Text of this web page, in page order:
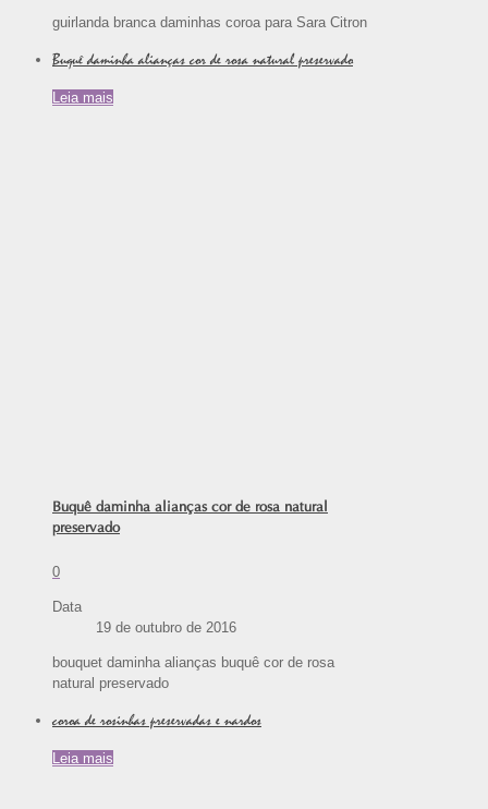
guirlanda branca daminhas coroa para Sara Citron
Buquê daminha alianças cor de rosa natural preservado
Leia mais
Buquê daminha alianças cor de rosa natural
preservado
0
Data
19 de outubro de 2016
bouquet daminha alianças buquê cor de rosa
natural preservado
coroa de rosinhas preservadas e nardos
Leia mais